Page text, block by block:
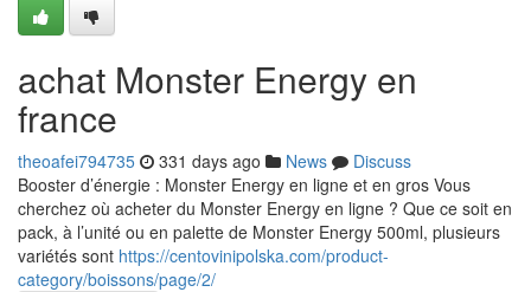
achat Monster Energy en
france
theoafei794735 331 days ago News
Discuss
Booster d’énergie : Monster Energy en ligne et en gros Vous
cherchez où acheter du Monster Energy en ligne ? Que ce soit en
pack, à l’unité ou en palette de Monster Energy 500ml, plusieurs
variétés sont https://centovinipolska.com/product-
category/boissons/page/2/